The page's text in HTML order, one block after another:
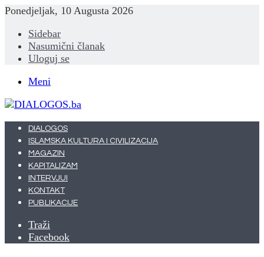
Ponedjeljak, 10 Augusta 2026
Sidebar
Nasumični članak
Uloguj se
Meni
DIALOGOS
ISLAMSKA KULTURA I CIVILIZACIJA
MAGAZIN
KAPITALIZAM
INTERVJUI
KONTAKT
PUBLIKACIJE
Traži
Facebook